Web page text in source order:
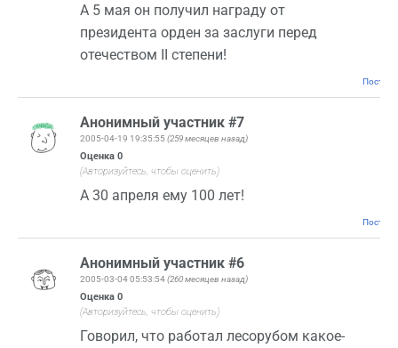
А 5 мая он получил награду от
президента орден за заслуги перед
отечеством II степени!
Анонимный участник #7
2005-04-19 19:35:55 (259 месяцев назад)
Оценка 0
(Авторизуйтесь, чтобы оценить)
А 30 апреля ему 100 лет!
Анонимный участник #6
2005-03-04 05:53:54(260 месяцев назад)
Оценка 0
(Авторизуйтесь, чтобы оценить)
Говорил, что работал лесорубом какое-